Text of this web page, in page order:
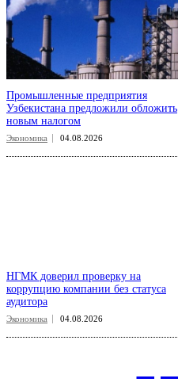
Промышленные предприятия
Узбекистана предложили обложить
новым налогом
Экономика 04.08.2026
НГМК доверил проверку на
коррупцию компании без статуса
аудитора
Экономика 04.08.2026